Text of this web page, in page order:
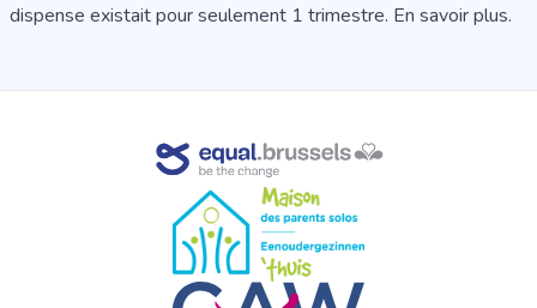
dispense existait pour seulement 1 trimestre. En savoir plus.